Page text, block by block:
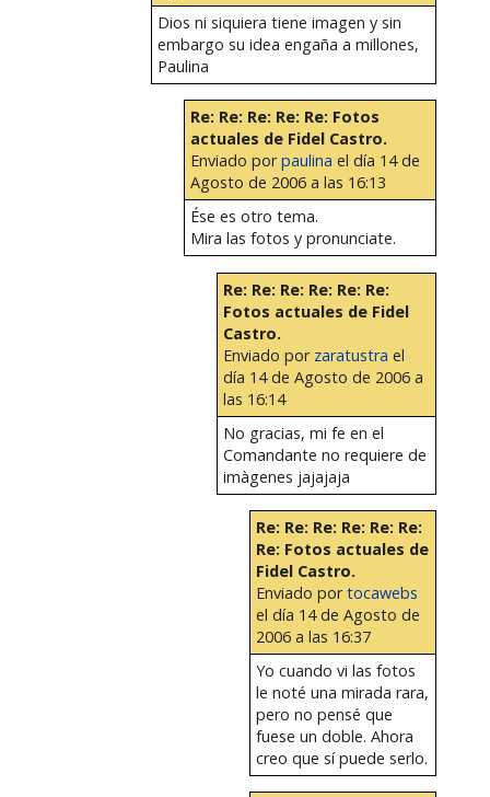
Dios ni siquiera tiene imagen y sin
embargo su idea engaña a millones,
Paulina
Re: Re: Re: Re: Re: Fotos
actuales de Fidel Castro.
Enviado porpaulina el día 14 de
Agosto de 2006 a las 16:13
Ése es otro tema.
Mira las fotos y pronunciate.
Re: Re: Re: Re: Re: Re:
Fotos actuales de Fidel
Castro.
Enviado por zaratustra el
día 14 de Agosto de 2006 a
las 16:14
No gracias, mi fe en el
Comandante no requiere de
imàgenes jajajaja
Re: Re: Re: Re: Re: Re:
Re: Fotos actuales de
Fidel Castro.
Enviado portocawebs
el día 14 de Agosto de
2006 a las 16:37
Yo cuando vi las fotos
le noté una mirada rara,
pero no pensé que
fuese un doble. Ahora
creo que sí puede serlo.